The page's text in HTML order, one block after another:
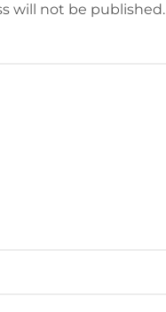
will not be published.